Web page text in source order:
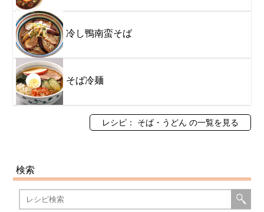
冷し鴨南蛮そば
そば冷麺
レシピ： そば・うどん の一覧を見る
検索